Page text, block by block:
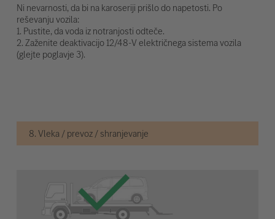
Ni nevarnosti, da bi na karoseriji prišlo do napetosti. Po
reševanju vozila:
1. Pustite, da voda iz notranjosti odteče.
2. Zaženite deaktivacijo 12/48-V električnega sistema vozila
(glejte poglavje 3).
8. Vleka / prevoz / shranjevanje